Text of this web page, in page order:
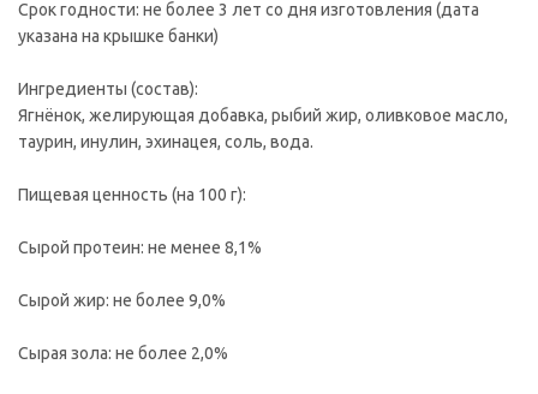
Срок годности: не более 3 лет со дня изготовления (дата
указана на крышке банки)
Ингредиенты (состав):
Ягнёнок, желирующая добавка, рыбий жир, оливковое масло,
таурин, инулин, эхинацея, соль, вода.
Пищевая ценность (на 100 г):
Сырой протеин: не менее 8,1%
Сырой жир: не более 9,0%
Сырая зола: не более 2,0%